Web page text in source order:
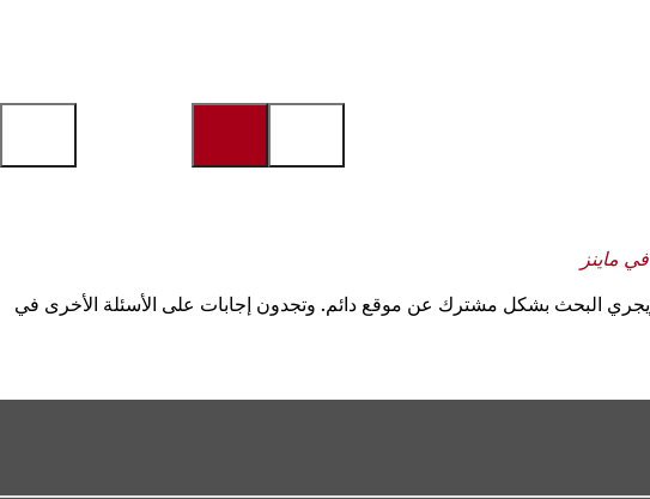
ماينز
ويجري البحث بشكل مشترك عن موقع دائم. وتجدون إجابات على الأسئلة الأخرى في